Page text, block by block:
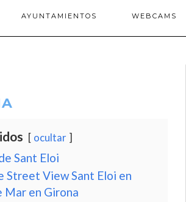
AYUNTAMIENTOS WEBCAMS
ocultar
Sant Eloi
Street View Sant Eloi en
Mar en Girona